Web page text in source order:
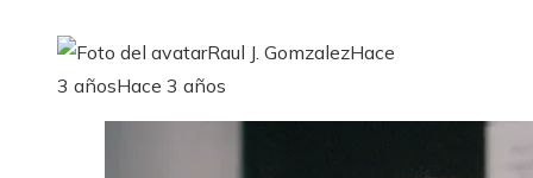
Raul J. GomzalezHace
3 añosHace 3 años